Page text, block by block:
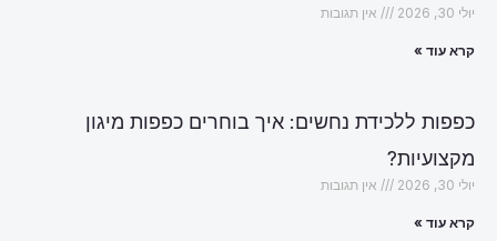
יולי 30, 2026 אין תגובות
קרא עוד »
כפפות ללכידת נחשים: איך בוחרים כפפות מיגון
מקצועיות?
יולי 30, 2026 אין תגובות
קרא עוד »